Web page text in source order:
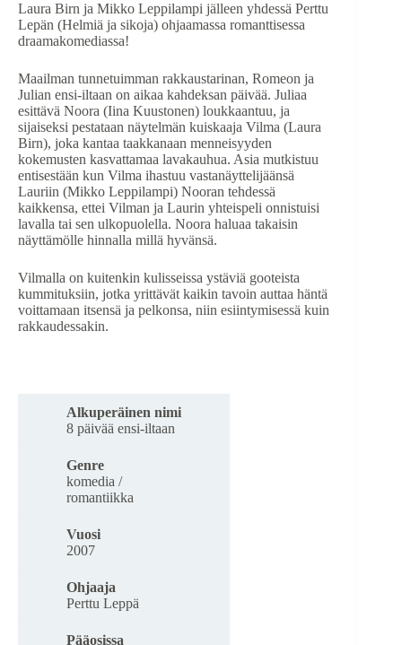
Laura Birn ja Mikko Leppilampi jälleen yhdessä Perttu
Lepän (Helmiä ja sikoja) ohjaamassa romanttisessa
draamakomediassa!
Maailman tunnetuimman rakkaustarinan, Romeon ja
Julian ensi-iltaan on aikaa kahdeksan päivää. Juliaa
esittävä Noora (Iina Kuustonen) loukkaantuu, ja
sijaiseksi pestataan näytelmän kuiskaaja Vilma (Laura
Birn), joka kantaa taakkanaan menneisyyden
kokemusten kasvattamaa lavakauhua. Asia mutkistuu
entisestään kun Vilma ihastuu vastanäyttelijäänsä
Lauriin (Mikko Leppilampi) Nooran tehdessä
kaikkensa, ettei Vilman ja Laurin yhteispeli onnistuisi
lavalla tai sen ulkopuolella. Noora haluaa takaisin
näyttämölle hinnalla millä hyvänsä.
Vilmalla on kuitenkin kulisseissa ystäviä gooteista
kummituksiin, jotka yrittävät kaikin tavoin auttaa häntä
voittamaan itsensä ja pelkonsa, niin esiintymisessä kuin
rakkaudessakin.
Alkuperäinen nimi
8 päivää ensi-iltaan
Genre
komedia /
romantiikka
Vuosi
2007
Ohjaaja
Perttu Leppä
Pääosissa